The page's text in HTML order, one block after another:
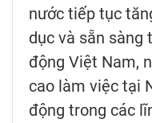
nước tiếp tục
dục và sẵn sàng
động Việt Nam,
cao làm việc tại
động trong các